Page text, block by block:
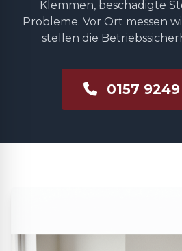
Klemmen, beschädigte
Probleme. Vor Ort messen
stellen die
0157